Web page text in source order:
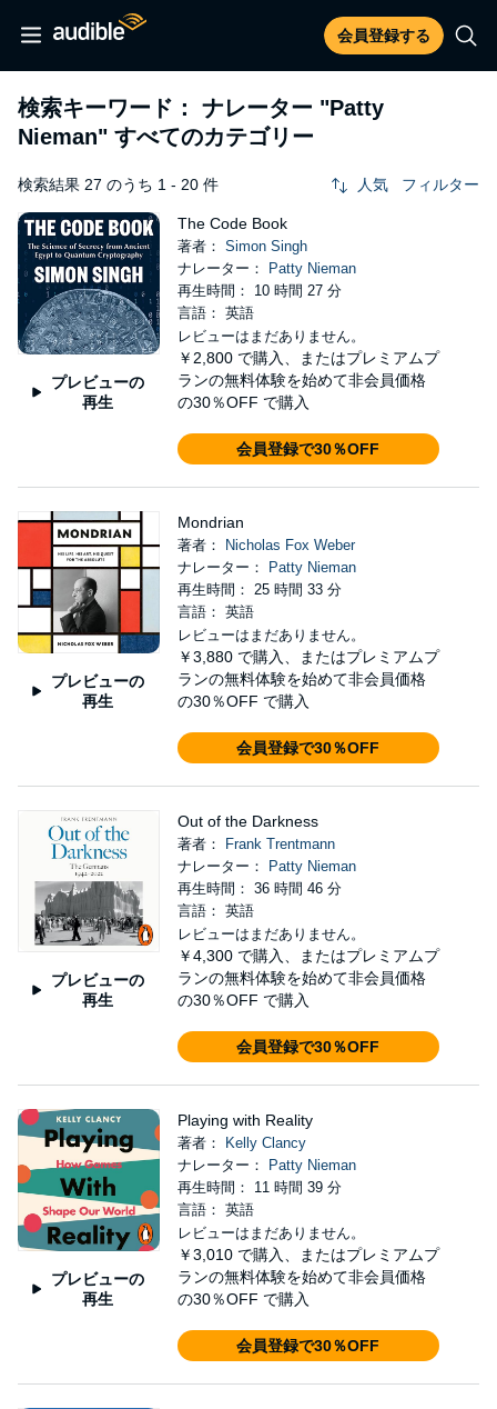
会員登録する
検索キーワード： ナレーター "Patty
Nieman" すべてのカテゴリー
検索結果 27 のうち 1 - 20 件 人気 フィルター
プレビューの
再生
The Code Book
著者： Simon Singh
ナレーター：
Patty Nieman
再生時間： 10 時間 27 分
言語： 英語
レビューはまだありません。
￥2,800 で購入、またはプレミアムプ
ランの無料体験を始めて非会員価格
の30％OFF で購入
会員登録で30％OFF
プレビューの
再生
Mondrian
著者：
Nicholas Fox Weber
ナレーター：
Patty Nieman
再生時間： 25 時間 33 分
言語： 英語
レビューはまだありません。
￥3,880 で購入、またはプレミアムプ
ランの無料体験を始めて非会員価格
の30％OFF で購入
会員登録で30％OFF
プレビューの
再生
Out of the Darkness
著者：
Frank Trentmann
ナレーター：
Patty Nieman
再生時間： 36 時間 46 分
言語： 英語
レビューはまだありません。
￥4,300 で購入、またはプレミアムプ
ランの無料体験を始めて非会員価格
の30％OFF で購入
会員登録で30％OFF
プレビューの
再生
Playing with Reality
著者：
Kelly Clancy
ナレーター：
Patty Nieman
再生時間： 11 時間 39 分
言語： 英語
レビューはまだありません。
￥3,010 で購入、またはプレミアムプ
ランの無料体験を始めて非会員価格
の30％OFF で購入
会員登録で30％OFF